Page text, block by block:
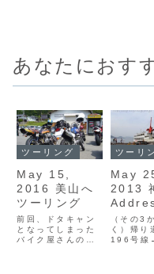
あなたにおす
ツーリング
May 15,
2016 美山へ
ツーリング
前回、ドタキャン
となってしまった
バイク屋さんのツ
ツーリ
May
2013
5でし
海道ツ
グ（そ
（その3
く）帰り
196号線